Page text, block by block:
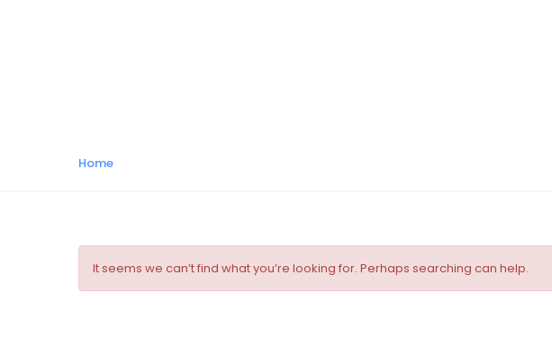
Home
It seems we can’t find what you’re looking for. Perhaps searching can help.